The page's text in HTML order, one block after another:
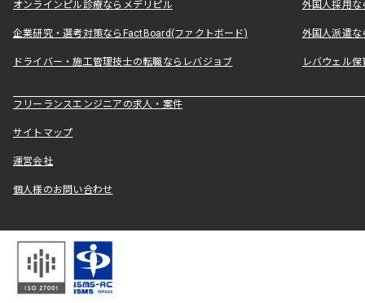
オンラインピル診療ならメデリピル 外国人採用
企業研究・選考対策ならFactBoard(ファクトボード) 外国人派遣な
ドライバー・施工管理技士の転職ならレバジョブ レバウェル
フリーランスエンジニアの求人・案件
サイトマップ
運営会社
個人様のお問い合わせ